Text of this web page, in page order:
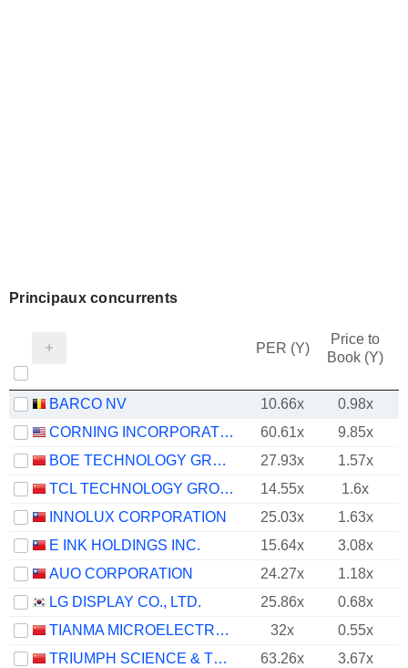
Principaux concurrents
PER (Y)
Price to
Book (Y)
BARCO NV 10.66x
0.98x
CORNING INCORPORATED
60.61x
9.85x
BOE TECHNOLOGY GROUP COMPANY LIMITED
27.93x
1.57x
TCL TECHNOLOGY GROUP CORPORATION
14.55x
1.6x
INNOLUX CORPORATION
25.03x
1.63x
E INK HOLDINGS INC.
15.64x
3.08x
AUO CORPORATION
24.27x
1.18x
LG DISPLAY CO., LTD.
25.86x
0.68x
TIANMA MICROELECTRONICS CO., LTD.
32x
0.55x
TRIUMPH SCIENCE & TECHNOLOGY CO.,LTD
63.26x
3.67x